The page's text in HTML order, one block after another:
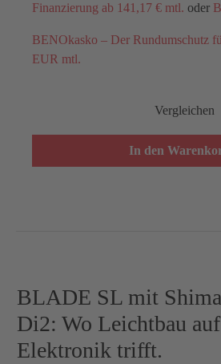
Finanzierung ab 141,17 € mtl. oder
BENOkasko – Der Rundumschutz
EUR mtl.
Vergleichen
In den
BLADE SL mit
Di2: Wo Leichtbau
Elektronik trifft.